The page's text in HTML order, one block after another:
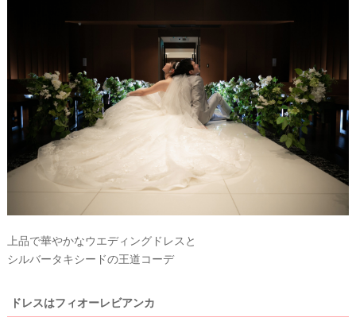
上品で華やかなウエディングドレスと
シルバータキシードの王道コーデ
ドレスはフィオーレビアンカ